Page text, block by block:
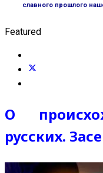
славного прошлого
Featured
О
русских.